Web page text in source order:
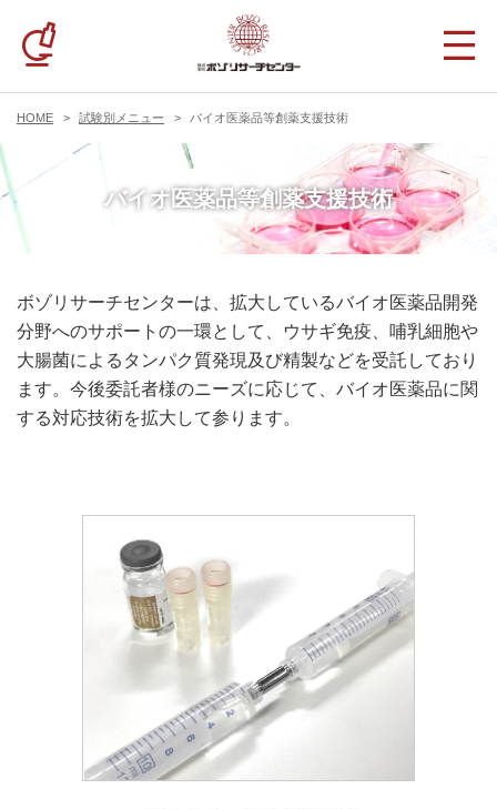
HOME 試験別メニュー バイオ医薬品等創薬支援技術
バイオ医薬品等創薬支援技術
ボゾリサーチセンターは、拡大しているバイオ医薬品開発
分野へのサポートの一環として、ウサギ免疫、哺乳細胞や
大腸菌によるタンパク質発現及び精製などを受託しており
ます。今後委託者様のニーズに応じて、バイオ医薬品に関
する対応技術を拡大して参ります。